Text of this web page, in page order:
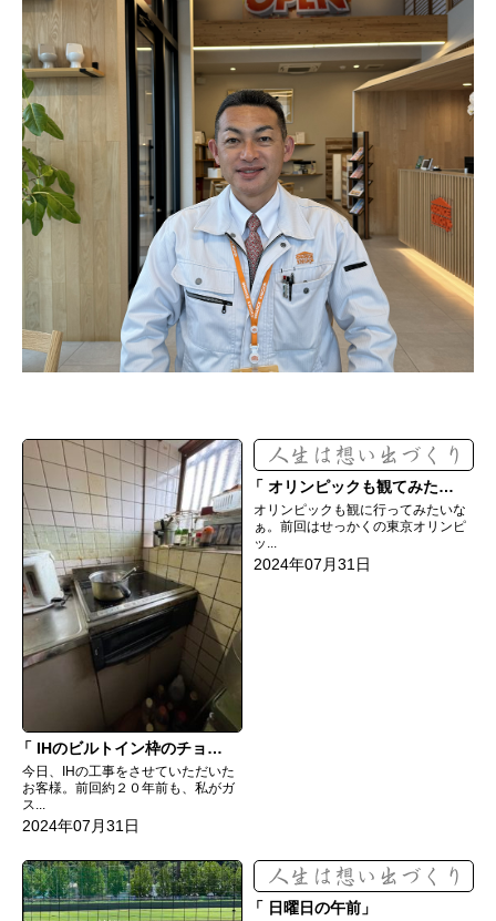
IHのビルトイン枠のチョイス、間違えたなぁ
今日、IHの工事をさせていただいた
お客様。前回約２０年前も、私がガ
ス...
2024年07月31日
オリンピックも観てみたい
オリンピックも観に行ってみたいな
ぁ。前回はせっかくの東京オリンピ
ッ...
2024年07月31日
日曜日の午前